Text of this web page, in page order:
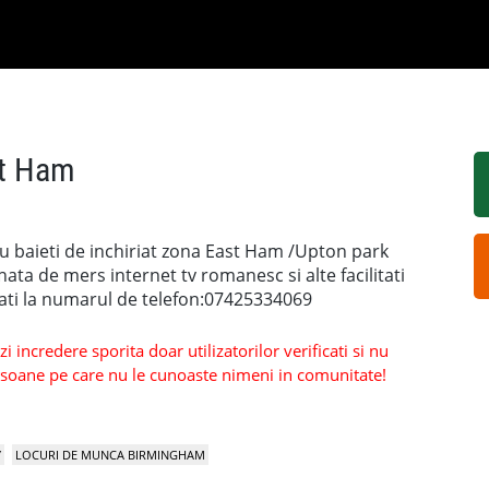
Ham
baieti de inchiriat zona East Ham /Upton park
de mers internet tv romanesc si alte facilitati
la numarul de telefon:07425334069
incredere sporita doar utilizatorilor verificati si nu
pe care nu le cunoaste nimeni in comunitate!
LOCURI DE MUNCA BIRMINGHAM